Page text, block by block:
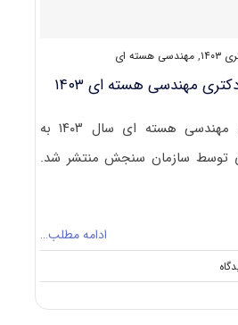
, مهندسی هسته ای
مهندسی هسته ای ۱۴۰۳
سوالات آزمون دکتری مهندسی هسته ای سال ۱۴۰۳ به
توسط سازمان سنجش منتشر شد.
ادامه مطلب…
on
سوالات